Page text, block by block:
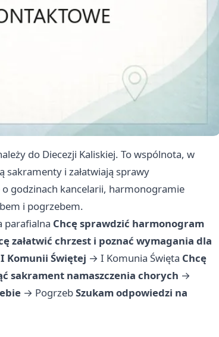
do Diecezji Kaliskiej. To wspólnota, w
i załatwiają sprawy
godzinach kancelarii, harmonogramie
i pogrzebem.
parafialna Chcę sprawdzić harmonogram
załatwić chrzest i poznać wymagania dla
Komunii Świętej → I Komunia Święta Chcę
sakrament namaszczenia chorych →
→ PogrzebSzukam odpowiedzi na